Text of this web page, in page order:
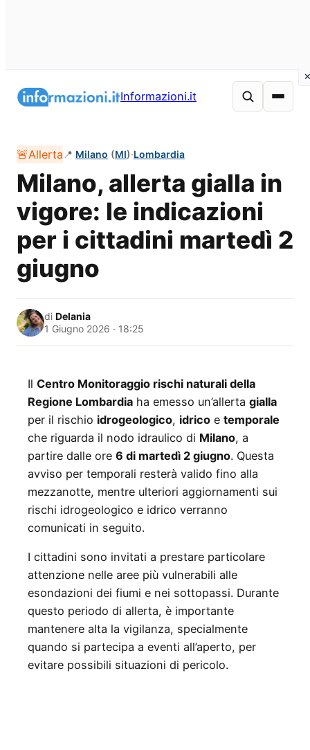
Informazioni.it
🚨Allerta 📍 Milano (MI)·Lombardia
Milano, allerta gialla in
vigore: le indicazioni
per i cittadini martedì 2
giugno
di Delania
1 Giugno 2026 · 18:25
Il Centro Monitoraggio rischi naturali della
Regione Lombardia ha emesso un’allerta gialla
per il rischio idrogeologico, idrico e temporale
che riguarda il nodo idraulico di Milano, a
partire dalle ore 6 di martedì 2 giugno. Questa
avviso per temporali resterà valido fino alla
mezzanotte, mentre ulteriori aggiornamenti sui
rischi idrogeologico e idrico verranno
comunicati in seguito.
I cittadini sono invitati a prestare particolare
attenzione nelle aree più vulnerabili alle
esondazioni dei fiumi e nei sottopassi. Durante
questo periodo di allerta, è importante
mantenere alta la vigilanza, specialmente
quando si partecipa a eventi all’aperto, per
evitare possibili situazioni di pericolo.